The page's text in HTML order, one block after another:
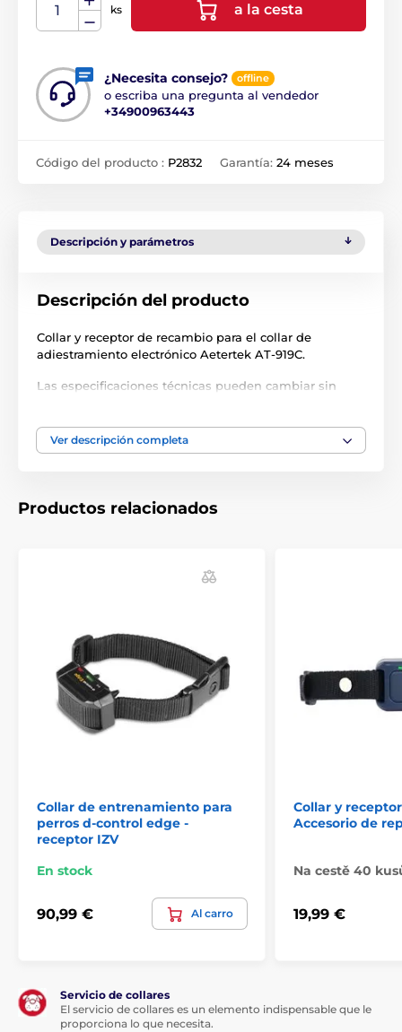
ks a la cesta
¿Necesita consejo? offline
o escriba una pregunta al vendedor
+34900963443
Código del producto : P2832 Garantía: 24 meses
Descripción y parámetros
Descripción del producto
Collar y receptor de recambio para el collar de
adiestramiento electrónico Aetertek AT-919C.
Las especificaciones técnicas pueden cambiar sin
Accesorios Collares de adiestramiento
Receptore de recambio para collares
Ver descripción completa
Productos relacionados
Collar de entrenamiento para
perros d-control edge -
receptor IZV
En stock
90,99 € Al carro
Collar y
Accesorio de
Na cestě 40
19,99 €
Servicio de collares
El servicio de collares es un elemento indispensable que le
proporciona lo que necesita.